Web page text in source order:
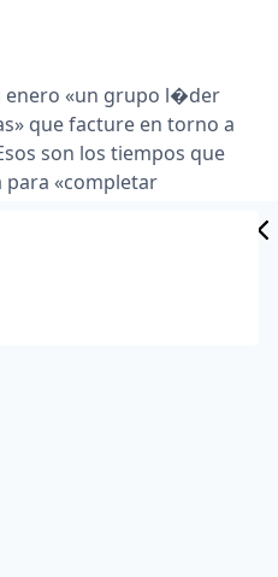
enero «un grupo l�der
que facture en torno a
son los tiempos que
«completar
Hochtief … P�rez quiso